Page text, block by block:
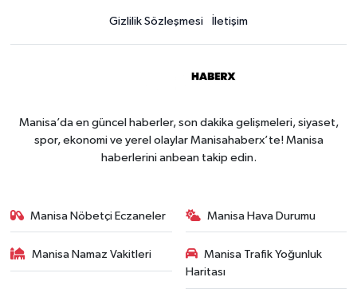
Gizlilik Sözleşmesi İletişim
Manisa’da en güncel haberler, son dakika gelişmeleri, siyaset,
spor, ekonomi ve yerel olaylar Manisahaberx’te! Manisa
haberlerini anbean takip edin.
Manisa Nöbetçi Eczaneler Manisa Hava Durumu
Manisa Namaz Vakitleri
Manisa Trafik Yoğunluk
Haritası